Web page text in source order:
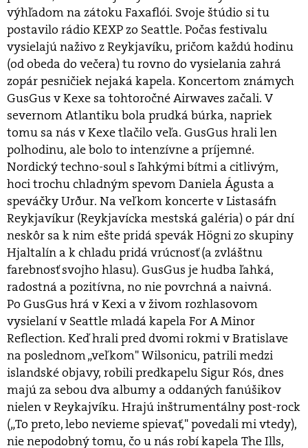
výhľadom na zátoku Faxaflói. Svoje štúdio si tu
postavilo rádio KEXP zo Seattle. Počas festivalu
vysielajú naživo z Reykjavíku, pričom každú hodinu
(od obeda do večera) tu rovno do vysielania zahrá
zopár pesničiek nejaká kapela. Koncertom známych
GusGus v Kexe sa tohtoročné Airwaves začali. V
severnom Atlantiku bola prudká búrka, napriek
tomu sa nás v Kexe tlačilo veľa. GusGus hrali len
polhodinu, ale bolo to intenzívne a príjemné.
Nordický techno-soul s ľahkými bítmi a citlivým,
hoci trochu chladným spevom Daniela Águsta a
speváčky Urður. Na veľkom koncerte v Listasáfn
Reykjavíkur (Reykjavícka mestská galéria) o pár dní
neskôr sa k nim ešte pridá spevák Högni zo skupiny
Hjaltalín a k chladu pridá vrúcnosť (a zvláštnu
farebnosť svojho hlasu). GusGus je hudba ľahká,
radostná a pozitívna, no nie povrchná a naivná.
Po GusGus hrá v Kexi a v živom rozhlasovom
vysielaní v Seattle mladá kapela For A Minor
Reflection. Keď hrali pred dvomi rokmi v Bratislave
na poslednom „veľkom" Wilsonicu, patrili medzi
islandské objavy, robili predkapelu Sigur Rós, dnes
majú za sebou dva albumy a oddaných fanúšikov
nielen v Reykajvíku. Hrajú inštrumentálny post-rock
(„To preto, lebo nevieme spievať," povedali mi vtedy),
nie nepodobný tomu, čo u nás robí kapela The Ills,